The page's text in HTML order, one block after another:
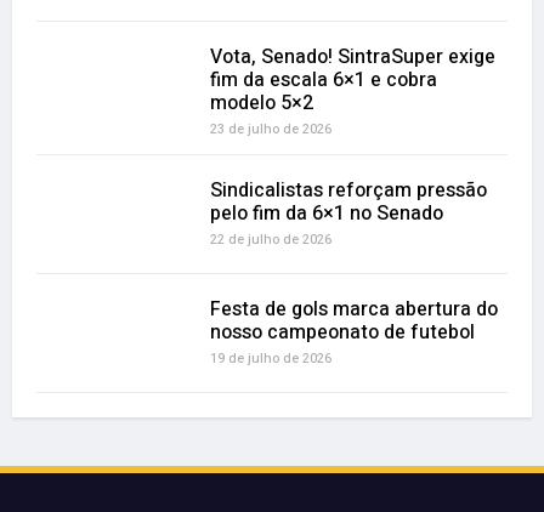
Vota, Senado! SintraSuper exige
fim da escala 6×1 e cobra
modelo 5×2
23 de julho de 2026
Sindicalistas reforçam pressão
pelo fim da 6×1 no Senado
22 de julho de 2026
Festa de gols marca abertura do
nosso campeonato de futebol
19 de julho de 2026